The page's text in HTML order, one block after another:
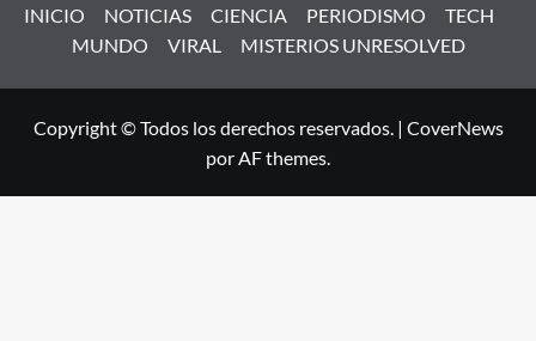
INICIO NOTICIAS CIENCIA PERIODISMO
TECH
MUNDO
VIRAL MISTERIOS UNRESOLVED
Copyright © Todos los derechos reservados. | CoverNews
por AF themes.